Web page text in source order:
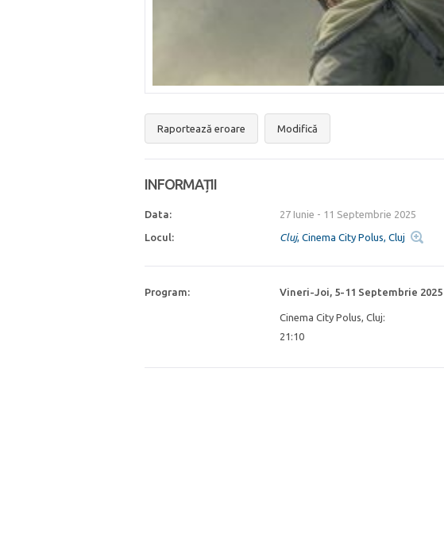
Raportează eroare Modifică
INFORMAȚII
Data: 27 Iunie - 11 Septembrie 2025
Locul: Cluj, Cinema City Polus, Cluj
Program: Vineri-Joi, 5-11 Septembrie 2025
Cinema City Polus, Cluj:
21:10